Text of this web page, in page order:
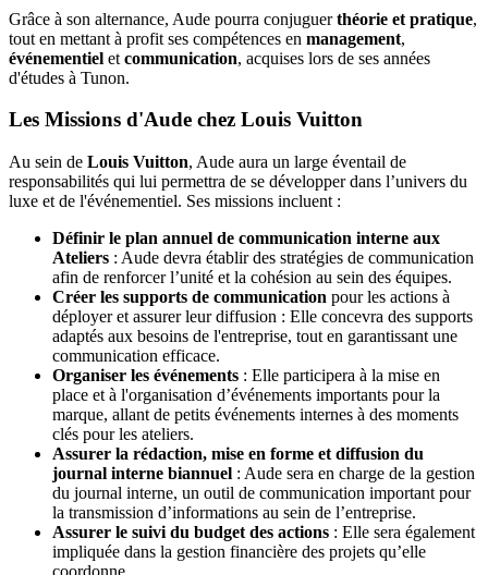
Grâce à son alternance, Aude pourra conjuguerthéorie et pratique,
tout en mettant à profit ses compétences en management,
événementiel et communication, acquises lors de ses années
d'études à Tunon.
Les Missions d'Aude chez Louis Vuitton
Au sein de Louis Vuitton, Aude aura un large éventail de
responsabilités qui lui permettra de se développer dans l’univers du
luxe et de l'événementiel. Ses missions incluent :
Définir le plan annuel de communication interne aux
Ateliers : Aude devra établir des stratégies de communication
afin de renforcer l’unité et la cohésion au sein des équipes.
Créer les supports de communication pour les actions à
déployer et assurer leur diffusion : Elle concevra des supports
adaptés aux besoins de l'entreprise, tout en garantissant une
communication efficace.
Organiser les événements : Elle participera à la mise en
place et à l'organisation d’événements importants pour la
marque, allant de petits événements internes à des moments
clés pour les ateliers.
Assurer la rédaction, mise en forme et diffusion du
journal interne biannuel : Aude sera en charge de la gestion
du journal interne, un outil de communication important pour
la transmission d’informations au sein de l’entreprise.
Assurer le suivi du budget des actions : Elle sera également
impliquée dans la gestion financière des projets qu’elle